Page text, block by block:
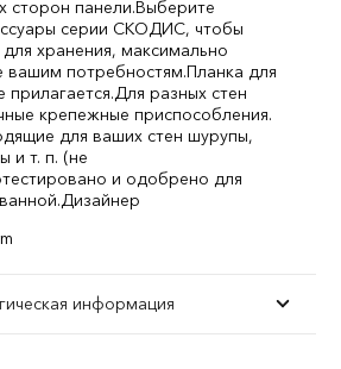
сторон панели.Выберите
серии СКОДИС, чтобы
хранения, максимально
вашим потребностям.Планка для
прилагается.Для разных стен
крепежные приспособления.
для ваших стен шурупы,
и т. п. (не
и одобрено для
Дизайнер
информация